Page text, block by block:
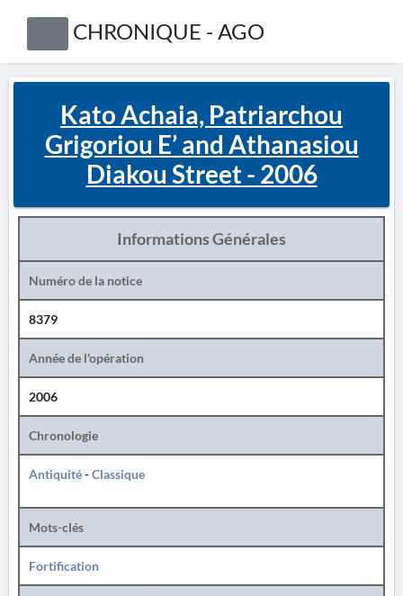
CHRONIQUE - AGO
Kato Achaia, Patriarchou
Grigoriou E’ and Athanasiou
Diakou Street - 2006
Informations Générales
Numéro de la notice
8379
Année de l'opération
2006
Chronologie
Antiquité-Classique
Mots-clés
Fortification